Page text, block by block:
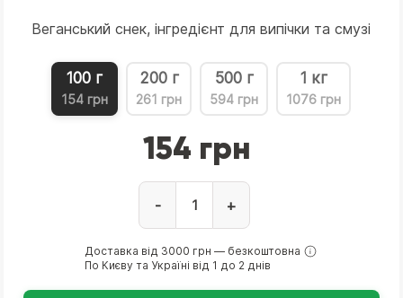
Веганський снек, інгредієнт для випічки та смузі
100 г
154 грн
200 г
261 грн
500 г
594 грн
1 кг
1076 грн
154 грн
- +
Доставка від 3000 грн — безкоштовна
По Києву та Україні від 1 до 2 днів